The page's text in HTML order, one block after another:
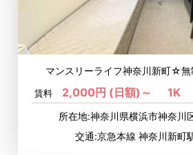
マンスリーライフ神奈川新町☆
賃料 2,000円 (日額)～ 1K
所在地:神奈川県横浜市神奈川
交通:京急本線 神奈川新町